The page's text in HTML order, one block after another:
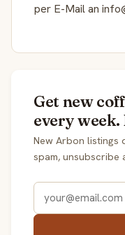
per E-Mail an
Get new
every week.
New Arbon listings
spam, unsubscribe